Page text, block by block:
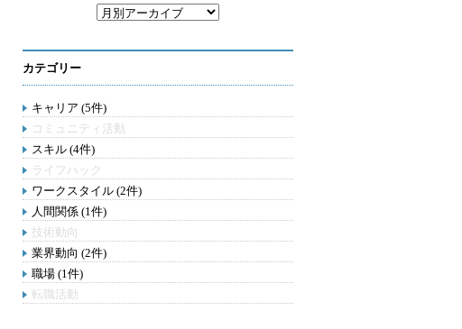
カテゴリー
キャリア (5件)
コミュニティ活動
スキル (4件)
ライフハック
ワークスタイル (2件)
人間関係 (1件)
技術動向
業界動向 (2件)
職場 (1件)
転職活動